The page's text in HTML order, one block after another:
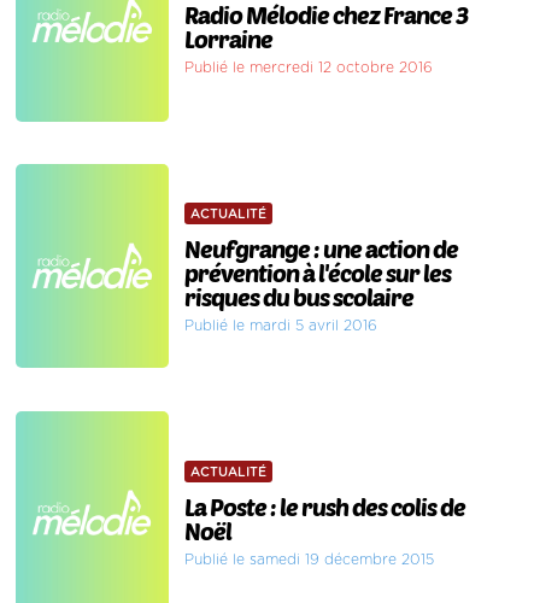
Radio Mélodie chez France 3
Lorraine
Publié le mercredi 12 octobre 2016
ACTUALITÉ
Neufgrange : une action de
prévention à l'école sur les
risques du bus scolaire
Publié le mardi 5 avril 2016
ACTUALITÉ
La Poste : le rush des colis de
Noël
Publié le samedi 19 décembre 2015